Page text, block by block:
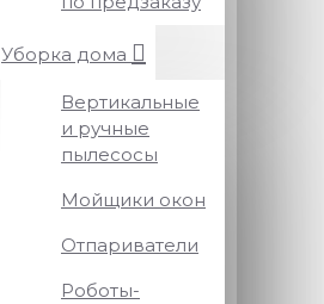
Уборка дома
Вертикальные
и ручные
пылесосы
Мойщики окон
Отпариватели
Роботы-